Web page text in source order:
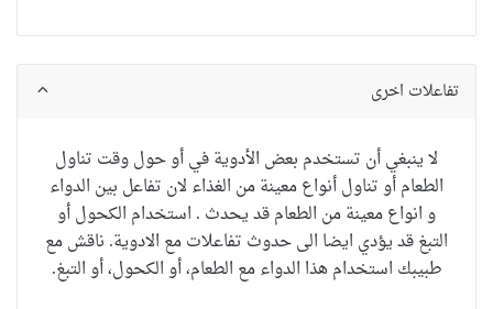
تفاعلات اخرى
لا ينبغي أن تستخدم بعض الأدوية في أو حول وقت تناول
الطعام أو تناول أنواع معينة من الغذاء لان تفاعل بين الدواء
و انواع معينة من الطعام قد يحدث . استخدام الكحول أو
التبغ قد يؤدي ايضا الى حدوث تفاعلات مع الادوية. ناقش مع
طبيبك استخدام هذا الدواء مع الطعام، أوالكحول،أوالتبغ.